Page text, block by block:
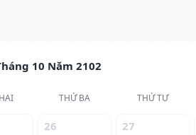
10 Năm 2102
THỨ BA THỨ TƯ
26 27